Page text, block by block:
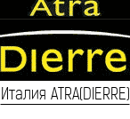
Италия ATRA(DIERRE)